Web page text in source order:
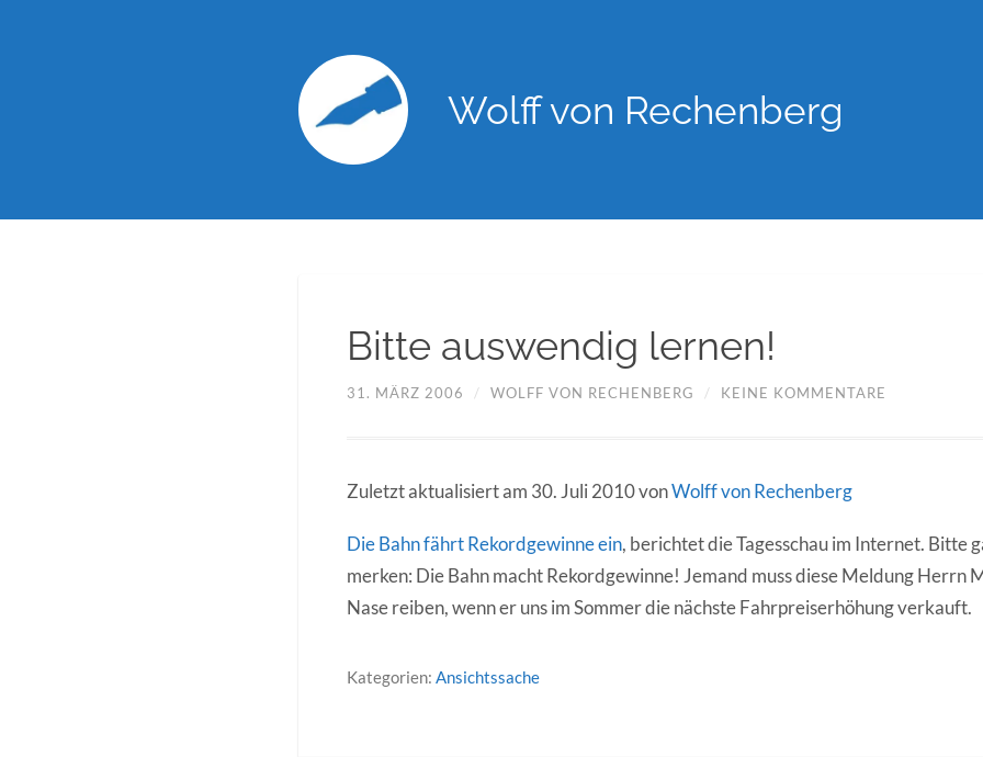
Wolff von Rechenberg
Bitte auswendig lernen!
31. MÄRZ 2006 / WOLFF VON RECHENBERG / KEINE KOMMENTARE
Zuletzt aktualisiert am 30. Juli 2010 vonWolff von Rechenberg
Die Bahn fährt Rekordgewinne ein, berichtet die Tagesschau im Internet. Bitte
merken: Die Bahn macht Rekordgewinne! Jemand muss diese Meldung Herrn
Nase reiben, wenn er uns im Sommer die nächste Fahrpreiserhöhung verkauft.
Kategorien: Ansichtssache